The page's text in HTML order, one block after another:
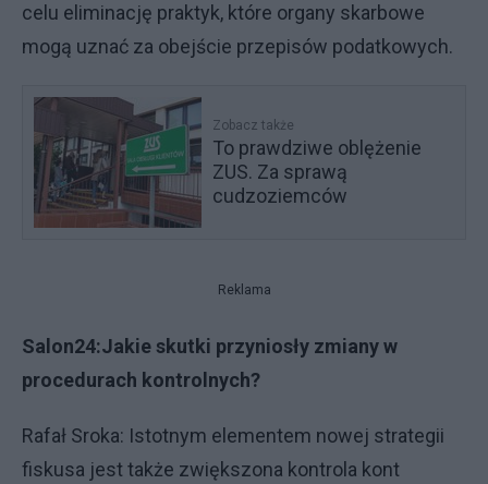
celu eliminację praktyk, które organy skarbowe
mogą uznać za obejście przepisów podatkowych.
Zobacz także
To prawdziwe oblężenie
ZUS. Za sprawą
cudzoziemców
Reklama
Salon24:Jakie skutki przyniosły zmiany w
procedurach kontrolnych?
Rafał Sroka: Istotnym elementem nowej strategii
fiskusa jest także zwiększona kontrola kont